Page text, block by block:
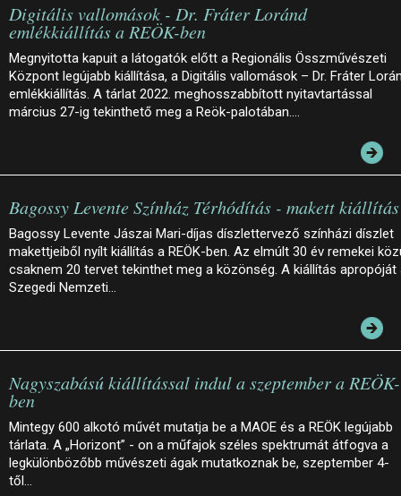
Digitális vallomások - Dr. Fráter Loránd
emlékkiállítás a REÖK-ben
Megnyitotta kapuit a látogatók előtt a Regionális Összművészeti
Központ legújabb kiállítása, a Digitális vallomások – Dr. Fráter
emlékkiállítás. A tárlat 2022. meghosszabbított nyitavtartással
március 27-ig tekinthető meg a Reök-palotában.…
Bagossy Levente Színház Térhódítás - makett kiállítás
Bagossy Levente Jászai Mari-díjas díszlettervező színházi díszlet
makettjeiből nyílt kiállítás a REÖK-ben. Az elmúlt 30 év remekei
csaknem 20 tervet tekinthet meg a közönség. A kiállítás apropóját
Szegedi Nemzeti…
Nagyszabású kiállítással indul a szeptember a REÖK-
ben
Mintegy 600 alkotó művét mutatja be a MAOE és a REÖK legújabb
tárlata. A „Horizont” - on a műfajok széles spektrumát átfogva a
legkülönbözőbb művészeti ágak mutatkoznak be, szeptember 4-
től…